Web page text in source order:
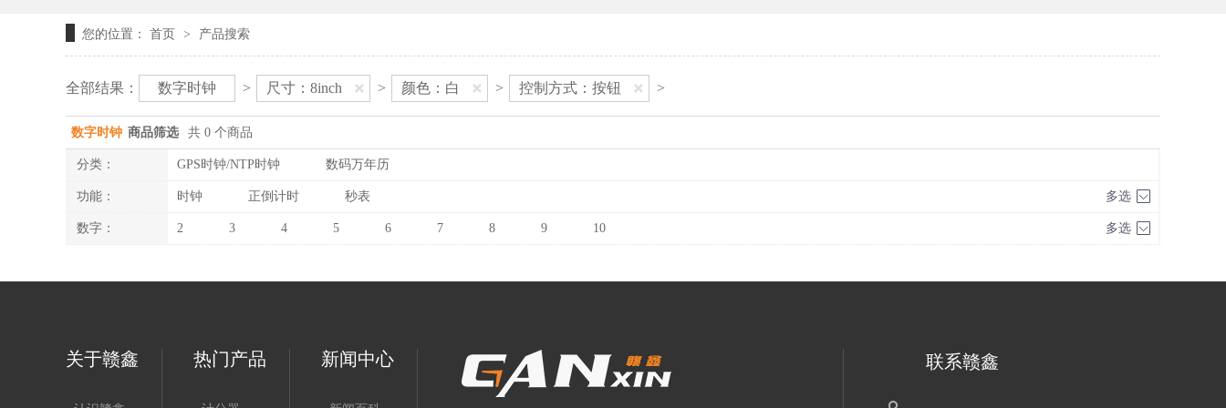
您的位置： 首页 > 产品搜索
全部结果： 数字时钟 > 尺寸：8inch > 颜色：白 > 控制方式：按钮 >
数字时钟 商品筛选 共 0 个商品
分类： GPS时钟/NTP时钟 数码万年历
功能： 时钟 正倒计时 秒表 多选
数字： 2 3 4 5 6 7 8 9 10 多选
关于赣鑫 热门产品 新闻中心 联系赣鑫